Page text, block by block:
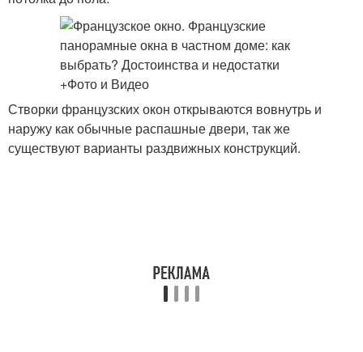
Створки французских окон открываются вовнутрь и
наружу как обычные распашные двери, так же
существуют варианты раздвижных конструкций.